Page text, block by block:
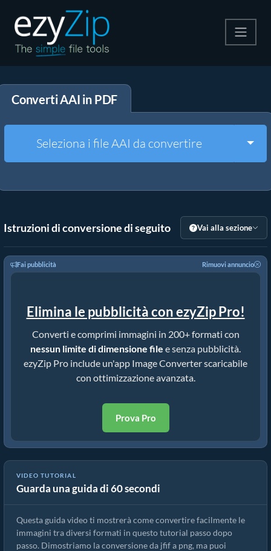
Decomprimi
Altri strumenti
Converti AAI in PDF
Seleziona i file AAI da convertire
Istruzioni di conversione di seguito Vai alla sezione
Fai pubblicità Rimuovi annuncio
Elimina le pubblicità con ezyZip Pro!
Converti e comprimi immagini in 200+ formati con
nessun limite di dimensione file e senza pubblicità.
ezyZip Pro include un'app Image Converter scaricabile
con ottimizzazione avanzata.
Prova Pro
VIDEO TUTORIAL
Guarda una guida di 60 secondi
Come convertire il formato immagine online
Questa guida video ti mostrerà come convertire facilmente le
immagini tra diversi formati in questo tutorial passo dopo
passo. Dimostriamo la conversione da jfif a png, ma puoi